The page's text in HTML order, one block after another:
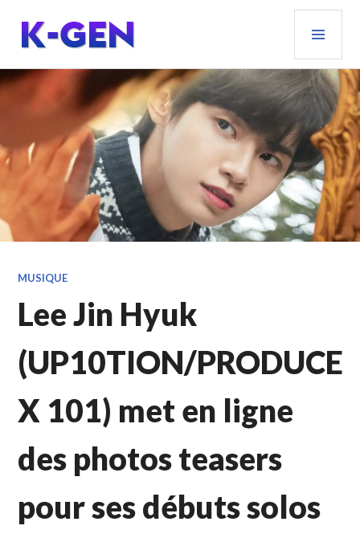
contenu
principal
K-GEN
MUSIQUE
Lee Jin Hyuk
(UP10TION/PRODUCE
X 101) met en ligne
des photos teasers
pour ses débuts solos